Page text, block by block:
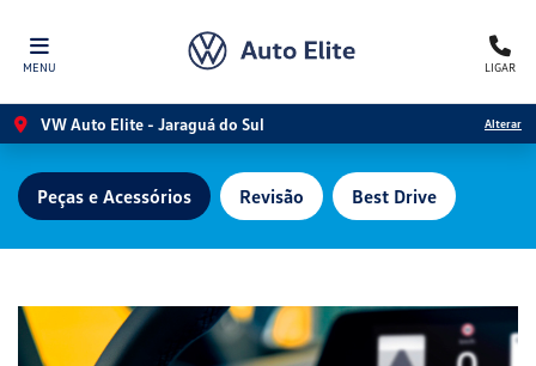
MENU LIGAR
VW Auto Elite - Jaraguá do Sul Alterar
Revisão
Peças e Acessórios Best Drive